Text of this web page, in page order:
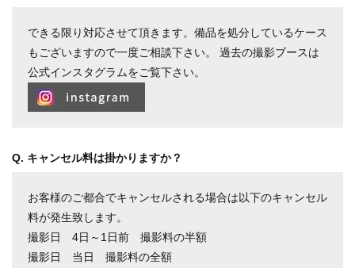
できる限り対応させて頂きます。備品を処分しているケース
もございますので一度ご相談下さい。 過去の撮影ブースは
公式インスタグラムをご覧下さい。
Q. キャンセル料は掛かりますか？
お客様のご都合でキャンセルされる場合は以下のキャンセル
料が発生致します。
撮影日 4日～1日前 撮影料の半額
撮影日 当日 撮影料の全額